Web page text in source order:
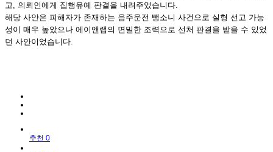
고, 의뢰인에게 집행유예 판결을 내려주었습니다.
해당 사안은 피해자가 존재하는 음주운전 뺑소니 사건으로 실형 선고 가능
성이 매우 높았으나 에이앤랩의 면밀한 조력으로 선처 판결을 받을 수 있었
던 사안이었습니다.
추천 0